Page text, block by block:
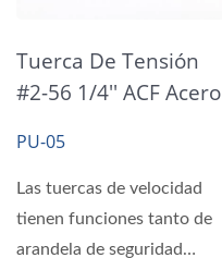
Tuerca De Tensión
#2-56 1/4'' ACF Acero
PU-05
Las tuercas de velocidad
tienen funciones tanto de
arandela de seguridad